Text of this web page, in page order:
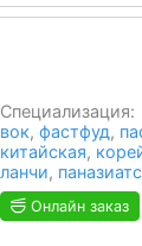
Специализация:
вок,фастфуд,
китайская,
ланчи,
Онлайн заказ